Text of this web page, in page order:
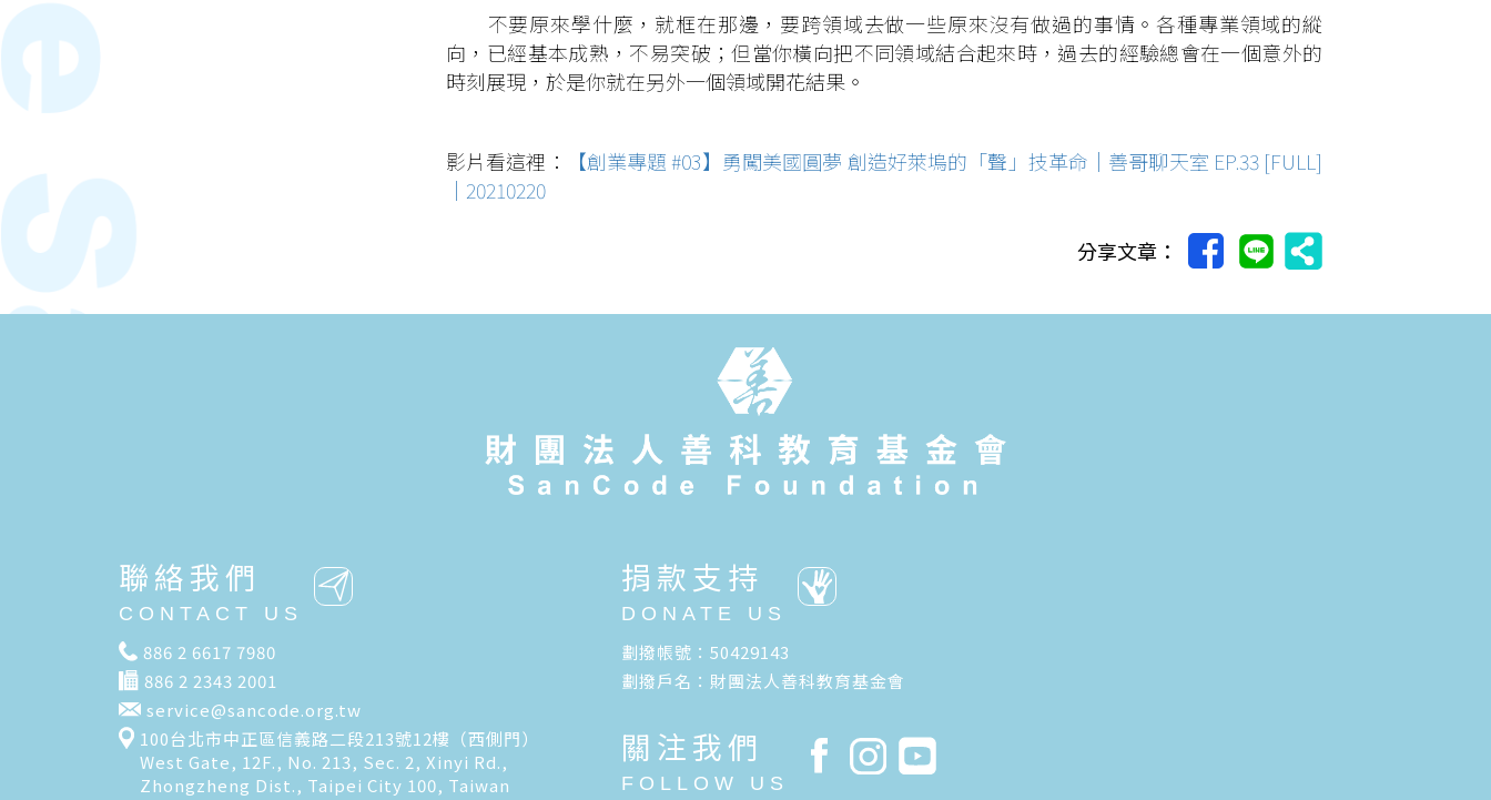
不要原來學什麼，就框在那邊，要跨領域去做一些原來沒有做過的事情。各種專業領域的縱
向，已經基本成熟，不易突破；但當你橫向把不同領域結合起來時，過去的經驗總會在一個意外的
時刻展現，於是你就在另外一個領域開花結果。
影片看這裡：
【創業專題 #03】勇闖美國圓夢 創造好萊塢的「聲」技革命｜善哥聊天室 EP.33 [FULL]
｜20210220
分享文章：
聯絡我們
CONTACT US
886 2 6617 7980
886 2 2343 2001
service@sancode.org.tw
100台北市中正區信義路二段213號12樓（西側門）
West Gate, 12F., No. 213, Sec. 2, Xinyi Rd.,
Zhongzheng Dist., Taipei City 100, Taiwan
捐款支持
DONATE US
劃撥帳號：50429143
劃撥戶名：財團法人善科教育基金會
關注我們
FOLLOW US